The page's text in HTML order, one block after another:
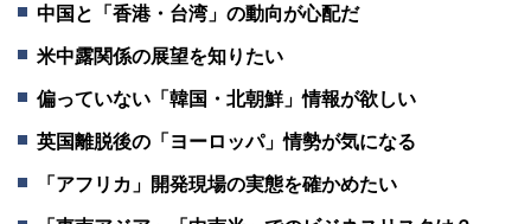
中国と「香港・台湾」の動向が心配だ
米中露関係の展望を知りたい
偏っていない「韓国・北朝鮮」情報が欲しい
英国離脱後の「ヨーロッパ」情勢が気になる
「アフリカ」開発現場の実態を確かめたい